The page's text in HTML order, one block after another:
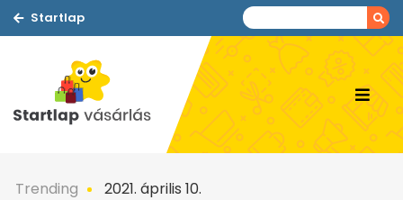
Startlap
Trending 2021. április 10.